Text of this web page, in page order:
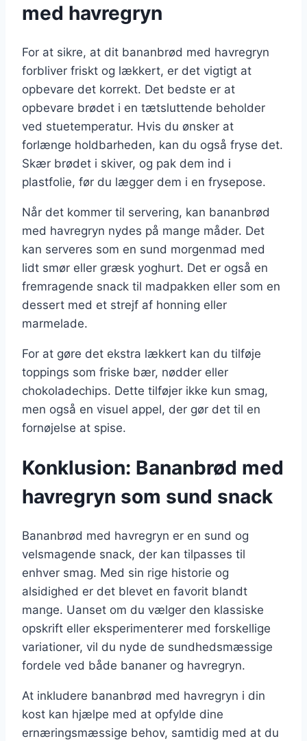
med havregryn
For at sikre, at dit bananbrød med havregryn
forbliver friskt og lækkert, er det vigtigt at
opbevare det korrekt. Det bedste er at
opbevare brødet i en tætsluttende beholder
ved stuetemperatur. Hvis du ønsker at
forlænge holdbarheden, kan du også fryse det.
Skær brødet i skiver, og pak dem ind i
plastfolie, før du lægger dem i en frysepose.
Når det kommer til servering, kan bananbrød
med havregryn nydes på mange måder. Det
kan serveres som en sund morgenmad med
lidt smør eller græsk yoghurt. Det er også en
fremragende snack til madpakken eller som en
dessert med et strejf af honning eller
marmelade.
For at gøre det ekstra lækkert kan du tilføje
toppings som friske bær, nødder eller
chokoladechips. Dette tilføjer ikke kun smag,
men også en visuel appel, der gør det til en
fornøjelse at spise.
Konklusion: Bananbrød med
havregryn som sund snack
Bananbrød med havregryn er en sund og
velsmagende snack, der kan tilpasses til
enhver smag. Med sin rige historie og
alsidighed er det blevet en favorit blandt
mange. Uanset om du vælger den klassiske
opskrift eller eksperimenterer med forskellige
variationer, vil du nyde de sundhedsmæssige
fordele ved både bananer og havregryn.
At inkludere bananbrød med havregryn i din
kost kan hjælpe med at opfylde dine
ernæringsmæssige behov, samtidig med at du